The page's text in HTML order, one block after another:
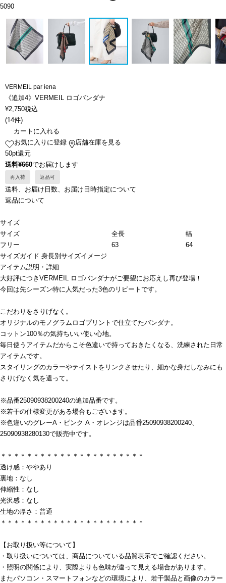
5090
VERMEIL par iena
《追加4》VERMEIL ロゴバンダナ
¥2,750税込
(14件)
カートに入れる
お気に入りに登録
店舗在庫を見る
50pt還元
送料¥660でお届けします
再入荷 返品可
送料、お届け日数、お届け日時指定について
返品について
サイズ
サイズ
全長
幅
フリー
63
64
サイズガイド 身長別サイズイメージ
アイテム説明・詳細
大好評につきVERMEIL ロゴバンダナがご要望にお応えし再び登場！
今回は先シーズン特に人気だった3色のリピートです。
こだわりをさりげなく。
オリジナルのモノグラムロゴプリントで仕立てたバンダナ。
コットン100％の気持ちいい使い心地。
毎日使うアイテムだからこそ色違いで持っておきたくなる、洗練された日常
アイテムです。
スタイリングのカラーやテイストをリンクさせたり、細かな身だしなみにも
さりげなく気を遣って。
※品番25090938200240の追加品番です。
※若干の仕様変更がある場合もございます。
※色違いのグレーA・ピンク A・オレンジは品番25090938200240、
25090938280130で販売中です。
＊＊＊＊＊＊＊＊＊＊＊＊＊＊＊＊＊＊＊＊＊＊
透け感：ややあり
裏地：なし
伸縮性：なし
光沢感：なし
生地の厚さ：普通
＊＊＊＊＊＊＊＊＊＊＊＊＊＊＊＊＊＊＊＊＊＊
【お取り扱い等について】
・取り扱いについては、商品についている品質表示でご確認ください。
・照明の関係により、実際よりも色味が違って見える場合があります。
またパソコン・スマートフォンなどの環境により、若干製品と画像のカラー